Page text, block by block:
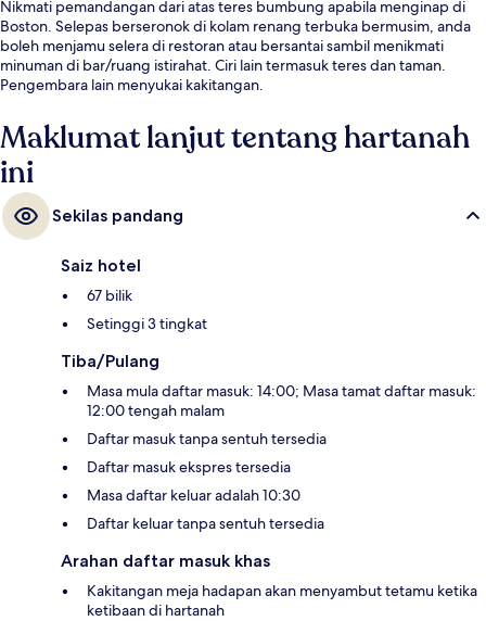
Nikmati pemandangan dari atas teres bumbung apabila menginap di
Boston. Selepas berseronok di kolam renang terbuka bermusim, anda
boleh menjamu selera di restoran atau bersantai sambil menikmati
minuman di bar/ruang istirahat. Ciri lain termasuk teres dan taman.
Pengembara lain menyukai kakitangan.
Maklumat lanjut tentang hartanah
ini
Sekilas pandang
Saiz hotel
67 bilik
Setinggi 3 tingkat
Tiba/Pulang
Masa mula daftar masuk: 14:00; Masa tamat daftar masuk:
12:00 tengah malam
Daftar masuk tanpa sentuh tersedia
Daftar masuk ekspres tersedia
Masa daftar keluar adalah 10:30
Daftar keluar tanpa sentuh tersedia
Arahan daftar masuk khas
Kakitangan meja hadapan akan menyambut tetamu ketika
ketibaan di hartanah